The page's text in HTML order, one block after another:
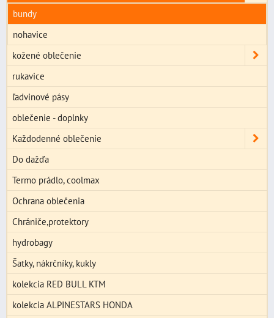
bundy
nohavice
kožené oblečenie
rukavice
ľadvinové pásy
oblečenie - doplnky
Každodenné oblečenie
Do dažďa
Termo prádlo, coolmax
Ochrana oblečenia
Chrániče,protektory
hydrobagy
Šatky, nákrčníky, kukly
kolekcia RED BULL KTM
kolekcia ALPINESTARS HONDA